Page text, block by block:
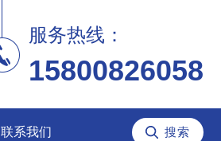
服务热线：
15800826058
联系我们